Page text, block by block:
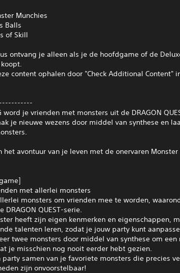
Munchies
Balls
of Skill
ontvang je alleen als je de hoofdgame of de
content ophalen door "Check Additional Content"
word je vrienden met monsters uit de DRAGON
je nieuwe wezens door middel van synthese en
het avontuur van je leven met de onervaren
met allerlei monsters
monsters om vrienden mee te worden,
DRAGON QUEST-serie.
heeft zijn eigen kenmerken en eigenschappen,
talenten leren, zodat je jouw party kunt
twee monsters door middel van synthese om een
je misschien nog nooit eerder hebt gezien.
party samen van je favoriete monsters die precies
zijn onvoorstelbaar!